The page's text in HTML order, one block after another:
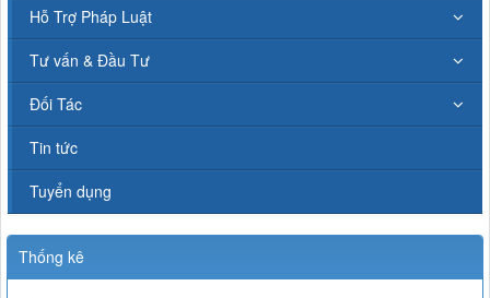
Hỗ Trợ Pháp Luật
Tư vấn & Đầu Tư
Đối Tác
Tin tức
Tuyển dụng
Thống kê